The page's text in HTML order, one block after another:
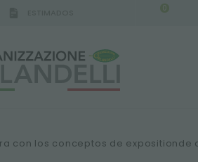
0
con los conceptos de expositionde